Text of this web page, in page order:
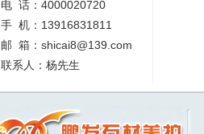
电 话：4000020720
手 机：13916831811
邮 箱：shicai8@139.com
联系人：杨先生